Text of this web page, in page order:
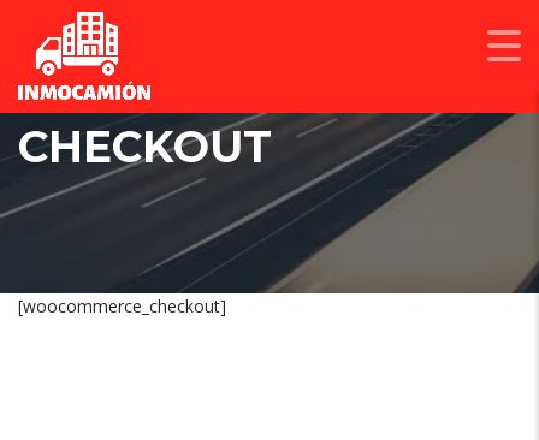
CHECKOUT
[woocommerce_checkout]